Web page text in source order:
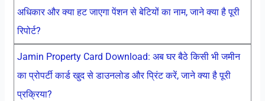
अधिकार और क्या हट जाएगा पेंशन से बेटियों का नाम, जाने क्या है पूरी
रिपोर्ट?
Jamin Property Card Download: अब घर बैठे किसी भी जमीन
का प्रोपर्टी कार्ड खुद से डाउनलोड और प्रिंट करें, जाने क्या है पूरी
प्रक्रिया?